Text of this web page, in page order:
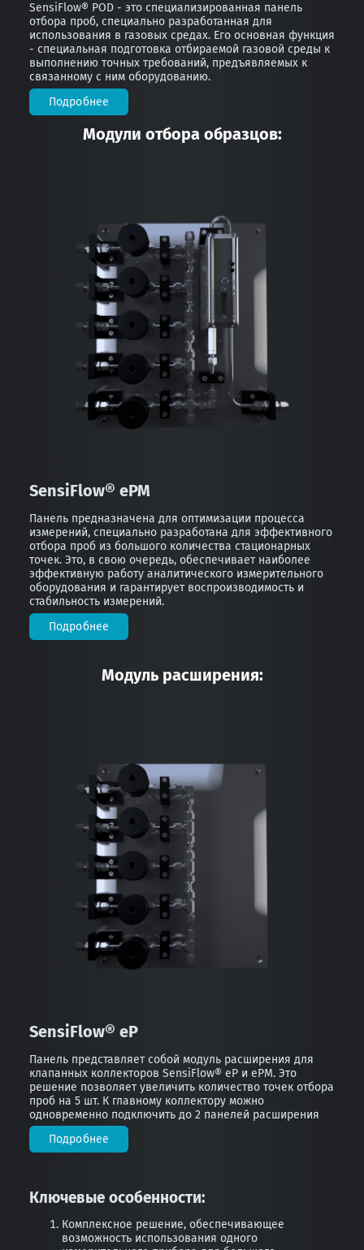
SensiFlow® POD - это специализированная панель
отбора проб, специально разработанная для
использования в газовых средах. Его основная функция
- специальная подготовка отбираемой газовой среды к
выполнению точных требований, предъявляемых к
связанному с ним оборудованию.
Подробнее
Модули отбора образцов:
SensiFlow® ePM
Панель предназначена для оптимизации процесса
измерений, специально разработана для эффективного
отбора проб из большого количества стационарных
точек. Это, в свою очередь, обеспечивает наиболее
эффективную работу аналитического измерительного
оборудования и гарантирует воспроизводимость и
стабильность измерений.
Подробнее
Модуль расширения:
SensiFlow® eP
Панель представляет собой модуль расширения для
клапанных коллекторов SensiFlow® eP и ePM. Это
решение позволяет увеличить количество точек отбора
проб на 5 шт. К главному коллектору можно
одновременно подключить до 2 панелей расширения
Подробнее
Ключевые особенности:
Комплексное решение, обеспечивающее
возможность использования одного